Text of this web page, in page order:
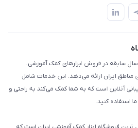
سابقه در فروش ابزارهای کمک آموزشی،
مناطق ایران ارائه می‌دهد. این خدمات شامل
آنلاین است که به شما کمک می‌کند به راحتی و
استفاده کنید.